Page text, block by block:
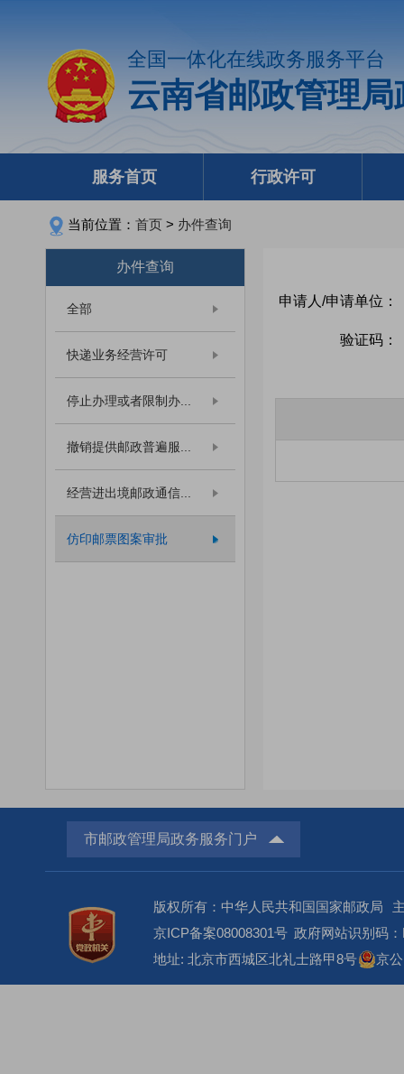
全国一体化在线政务服务平台
云南省邮政管理
服务首页 行政许可
当前位置： 首页 > 办件查询
办件查询
全部
快递业务经营许可
停止办理或者限制办...
撤销提供邮政普遍服...
经营进出境邮政通信...
仿印邮票图案审批
申请人/申请单位：
验证码：
市邮政管理局政务服务门户
版权所有：中华人民共和国国家邮政局
京ICP备案08008301号 政府网站识别码
地址: 北京市西城区北礼士路甲8号
京